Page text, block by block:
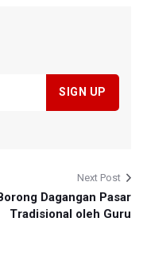
Next Post
Dagangan Pasar
Tradisional oleh Guru